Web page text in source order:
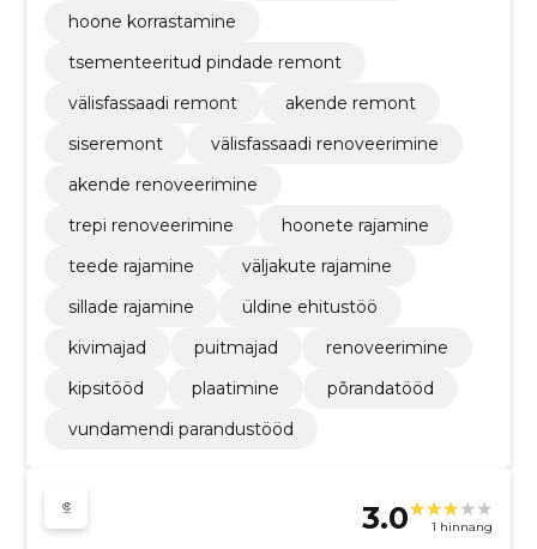
hoone korrastamine
tsementeeritud pindade remont
välisfassaadi remont
akende remont
siseremont
välisfassaadi renoveerimine
akende renoveerimine
trepi renoveerimine
hoonete rajamine
teede rajamine
väljakute rajamine
sillade rajamine
üldine ehitustöö
kivimajad
puitmajad
renoveerimine
kipsitööd
plaatimine
põrandatööd
vundamendi parandustööd
3.0 1 hinnang